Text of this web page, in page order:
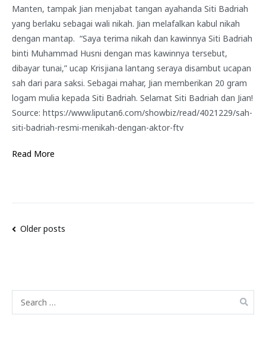
Manten, tampak Jian menjabat tangan ayahanda Siti Badriah
yang berlaku sebagai wali nikah. Jian melafalkan kabul nikah
dengan mantap. “Saya terima nikah dan kawinnya Siti Badriah
binti Muhammad Husni dengan mas kawinnya tersebut,
dibayar tunai,” ucap Krisjiana lantang seraya disambut ucapan
sah dari para saksi. Sebagai mahar, Jian memberikan 20 gram
logam mulia kepada Siti Badriah. Selamat Siti Badriah dan Jian!
Source: https://www.liputan6.com/showbiz/read/4021229/sah-
siti-badriah-resmi-menikah-dengan-aktor-ftv
Read More
Older posts